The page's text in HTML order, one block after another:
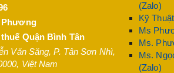
Phương
Quận Bình Tân
Văn Săng, P. Tân Sơn Nhì,
, Việt Nam
(Zalo)
Kỹ
Ms
Ms.
Ms.
(Zalo)